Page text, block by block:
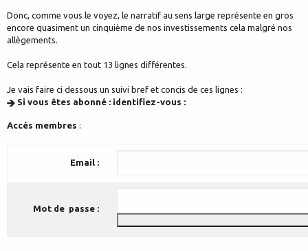
Donc, comme vous le voyez, le narratif au sens large représente en gros
encore quasiment un cinquième de nos investissements cela malgré nos
allègements.
Cela représente en tout 13 lignes différentes.
Je vais faire ci dessous un suivi bref et concis de ces lignes :
Si vous êtes abonné : identifiez-vous :
Accès membres :
Email :
Mot de passe :